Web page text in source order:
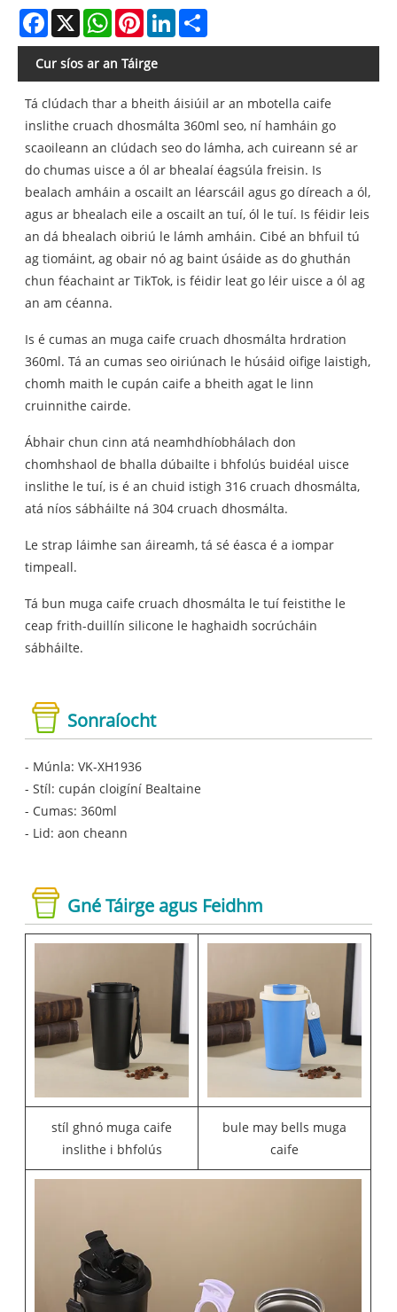
Facebook
X WhatsAppPinterestLinkedIn
Cur síos ar an Táirge
Tá clúdach thar a bheith áisiúil ar an mbotella caife
inslithe cruach dhosmálta 360ml seo, ní hamháin go
scaoileann an clúdach seo do lámha, ach cuireann sé ar
do chumas uisce a ól ar bhealaí éagsúla freisin. Is
bealach amháin a oscailt an léarscáil agus go díreach a ól,
agus ar bhealach eile a oscailt an tuí, ól le tuí. Is féidir leis
an dá bhealach oibriú le lámh amháin. Cibé an bhfuil tú
ag tiomáint, ag obair nó ag baint úsáide as do ghuthán
chun féachaint ar TikTok, is féidir leat go léir uisce a ól ag
an am céanna.
Is é cumas an muga caife cruach dhosmálta hrdration
360ml. Tá an cumas seo oiriúnach le húsáid oifige laistigh,
chomh maith le cupán caife a bheith agat le linn
cruinnithe cairde.
Ábhair chun cinn atá neamhdhíobhálach don
chomhshaol de bhalla dúbailte i bhfolús buidéal uisce
inslithe le tuí, is é an chuid istigh 316 cruach dhosmálta,
atá níos sábháilte ná 304 cruach dhosmálta.
Le strap láimhe san áireamh, tá sé éasca é a iompar
timpeall.
Tá bun muga caife cruach dhosmálta le tuí feistithe le
ceap frith-duillín silicone le haghaidh socrúcháin
sábháilte.
Sonraíocht
- Múnla: VK-XH1936
- Stíl: cupán cloigíní Bealtaine
- Cumas: 360ml
- Lid: aon cheann
Gné Táirge agus Feidhm
stíl ghnó muga caife
inslithe i bhfolús
bule may bells muga
caife